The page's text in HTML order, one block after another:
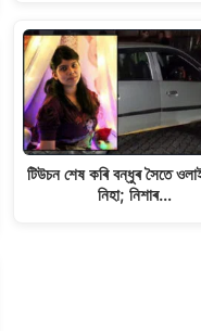
টিউচন শেষ কৰি বন্ধুৰ সৈতে
নিহা; নিশাৰ…